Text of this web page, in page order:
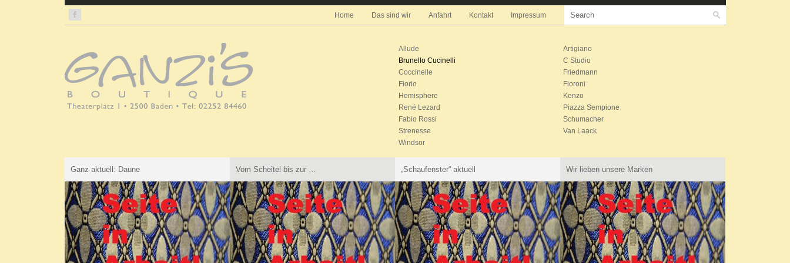
Home Das sind wir Anfahrt Kontakt Impressum
Allude
Artigiano
Brunello Cucinelli
C Studio
Coccinelle
Friedmann
Fiorio
Fioroni
Hemisphere
Kenzo
René Lezard
Piazza Sempione
Fabio Rossi
Schumacher
Strenesse
Van Laack
Windsor
Ganz aktuell: Daune Vom Scheitel bis zur … „Schaufenster“ aktuell Wir lieben unsere Marken